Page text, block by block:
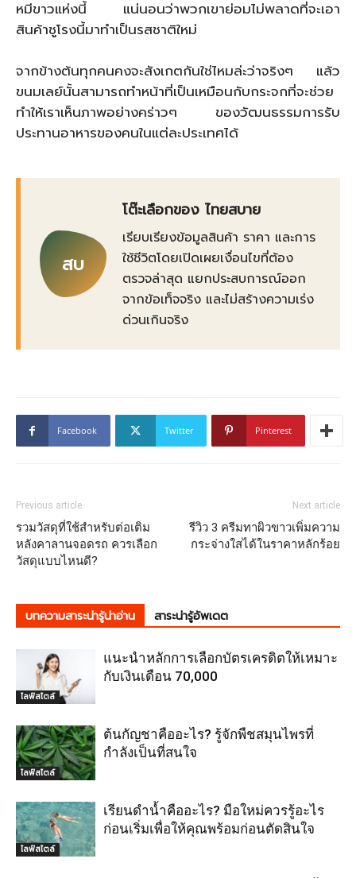
หมีขาวแห่งนี้ แน่นอนว่าพวกเขาย่อมไม่พลาดที่จะเอา
สินค้าชูโรงนี้มาทำเป็นรสชาติใหม่
จากข้างต้นทุกคนคงจะสังเกตกันใช่ไหมล่ะว่าจริงๆ แล้ว
ขนมเลย์นั้นสามารถทำหน้าที่เป็นเหมือนกับกระจกที่จะช่วย
ทำให้เราเห็นภาพอย่างคร่าวๆ ของวัฒนธรรมการรับ
ประทานอาหารของคนในแต่ละประเทศได้
สบ
โต๊ะเลือกของ ไทยสบาย
เรียบเรียงข้อมูลสินค้า ราคา และการ
ใช้ชีวิตโดยเปิดเผยเงื่อนไขที่ต้อง
ตรวจล่าสุด แยกประสบการณ์ออก
จากข้อเท็จจริง และไม่สร้างความเร่ง
ด่วนเกินจริง
Facebook Twitter Pinterest
Previous article
รวมวัสดุที่ใช้สำหรับต่อเติม
หลังคาลานจอดรถ ควรเลือก
วัสดุแบบไหนดี?
Next article
รีวิว 3 ครีมทาผิวขาวเพิ่มความ
กระจ่างใสได้ในราคาหลักร้อย
บทความสาระน่ารู้น่าอ่าน สาระน่ารู้อัพเดต
ไลฟ์สไตล์
แนะนำหลักการเลือกบัตรเครดิตให้เหมาะ
กับเงินเดือน 70,000
ไลฟ์สไตล์
ต้นกัญชาคืออะไร? รู้จักพืชสมุนไพรที่
กำลังเป็นที่สนใจ
ไลฟ์สไตล์
เรียนดำน้ำคืออะไร? มือใหม่ควรรู้อะไร
ก่อนเริ่มเพื่อให้คุณพร้อมก่อนตัดสินใจ